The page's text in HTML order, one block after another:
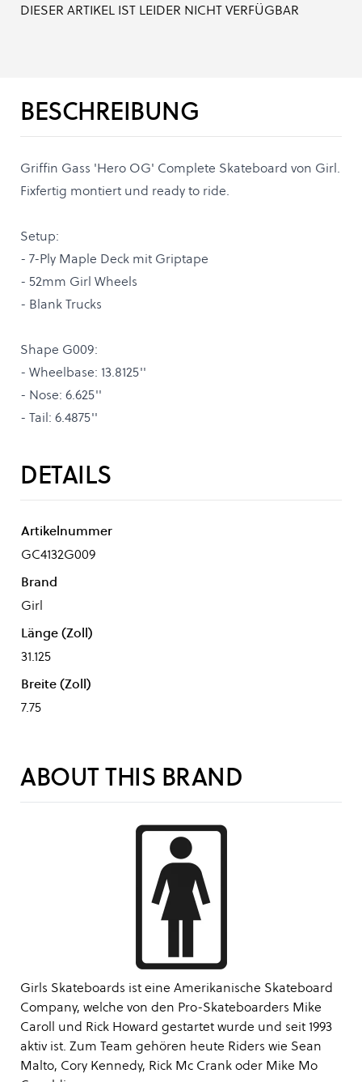
DIESER ARTIKEL IST LEIDER NICHT VERFÜGBAR
BESCHREIBUNG
Griffin Gass 'Hero OG' Complete Skateboard von Girl.
Fixfertig montiert und ready to ride.
Setup:
- 7-Ply Maple Deck mit Griptape
- 52mm Girl Wheels
- Blank Trucks
Shape G009:
- Wheelbase: 13.8125''
- Nose: 6.625''
- Tail: 6.4875''
DETAILS
Artikelnummer
GC4132G009
Brand
Girl
Länge (Zoll)
31.125
Breite (Zoll)
7.75
ABOUT THIS BRAND
Girls Skateboards ist eine Amerikanische Skateboard
Company, welche von den Pro-Skateboarders Mike
Caroll und Rick Howard gestartet wurde und seit 1993
aktiv ist. Zum Team gehören heute Riders wie Sean
Malto, Cory Kennedy, Rick Mc Crank oder Mike Mo